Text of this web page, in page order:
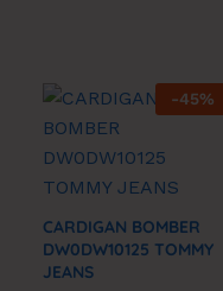
-45%
CARDIGAN BOMBER
DW0DW10125 TOMMY
JEANS